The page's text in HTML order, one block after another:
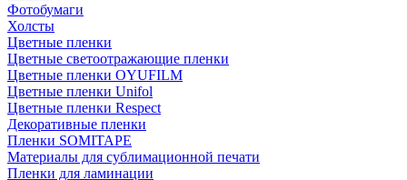
Фотобумаги
Холсты
Цветные пленки
Цветные светоотражающие пленки
Цветные пленки OYUFILM
Цветные пленки Unifol
Цветные пленки Respect
Декоративные пленки
Пленки SOMITAPE
Материалы для сублимационной печати
Пленки для ламинации